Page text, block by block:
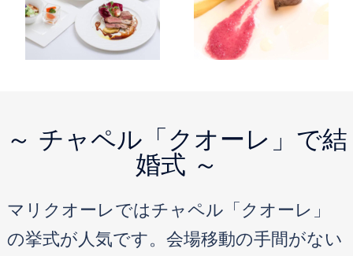
～ チャペル「クオーレ」で結
婚式 ～
マリクオーレではチャペル「クオーレ」
の挙式が人気です。会場移動の手間がない